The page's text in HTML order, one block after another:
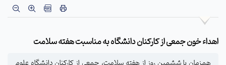
اهداء خون جمعی از کارکنان دانشگاه به مناسبت هفته سلامت